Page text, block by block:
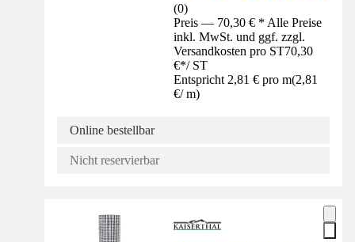
(0)
Preis — 70,30 € * Alle Preise
inkl. MwSt. und ggf. zzgl.
Versandkosten pro ST70,30
€*/ ST
Entspricht 2,81 € pro m(2,81
€/ m)
Online bestellbar
Nicht reservierbar